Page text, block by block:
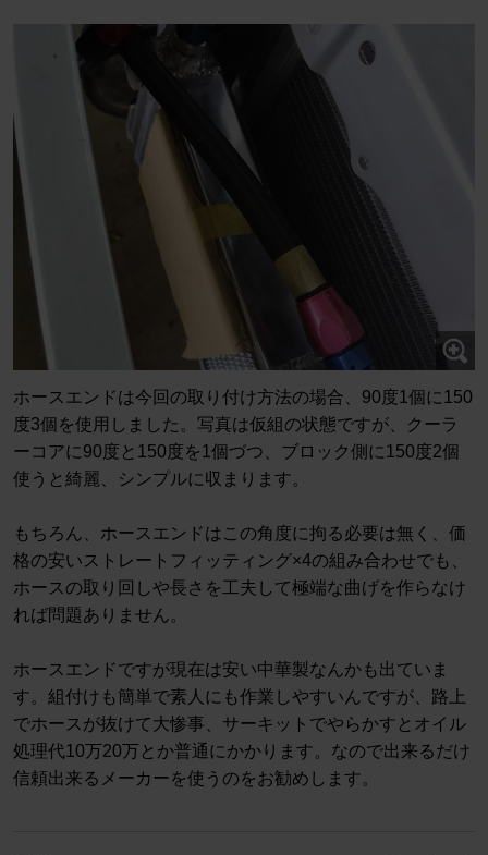
ホースエンドは今回の取り付け方法の場合、90度1個に150
度3個を使用しました。写真は仮組の状態ですが、クーラ
ーコアに90度と150度を1個づつ、ブロック側に150度2個
使うと綺麗、シンプルに収まります。
もちろん、ホースエンドはこの角度に拘る必要は無く、価
格の安いストレートフィッティング×4の組み合わせでも、
ホースの取り回しや長さを工夫して極端な曲げを作らなけ
れば問題ありません。
ホースエンドですが現在は安い中華製なんかも出ていま
す。組付けも簡単で素人にも作業しやすいんですが、路上
でホースが抜けて大惨事、サーキットでやらかすとオイル
処理代10万20万とか普通にかかります。なので出来るだけ
信頼出来るメーカーを使うのをお勧めします。